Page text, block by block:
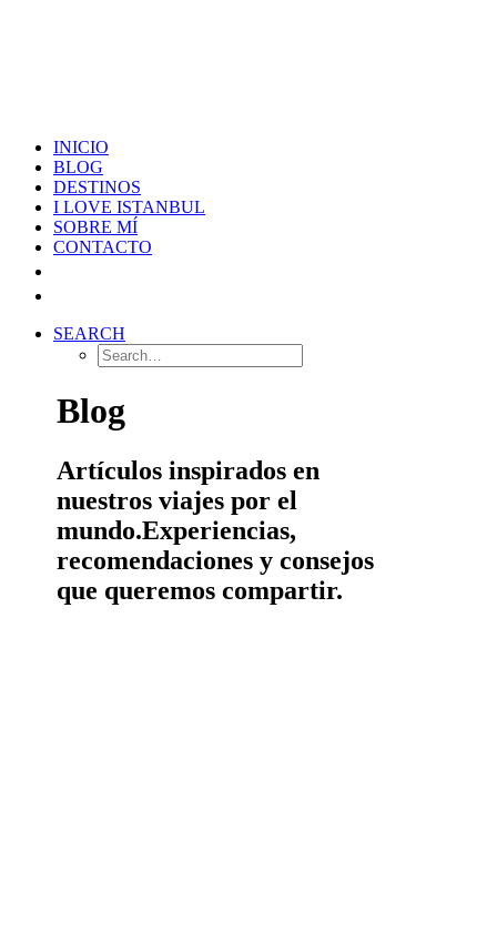
INICIO
BLOG
DESTINOS
I LOVE ISTANBUL
SOBRE MÍ
CONTACTO
SEARCH
Blog
Artículos inspirados en
nuestros viajes por el
mundo.Experiencias,
recomendaciones y consejos
que queremos compartir.